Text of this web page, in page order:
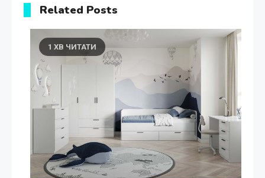
Related Posts
1 ХВ ЧИТАТИ